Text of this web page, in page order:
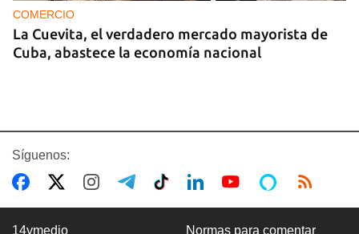
COMERCIO
La Cuevita, el verdadero mercado mayorista de
Cuba, abastece la economía nacional
Síguenos:
14ymedio Normas para comentar